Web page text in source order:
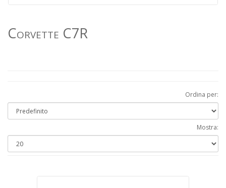
Corvette C7R
Ordina per:
Mostra: